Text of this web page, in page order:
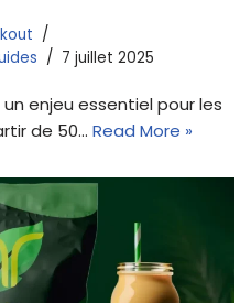
7 juillet 2025
enjeu essentiel pour les
de 50… Read More »